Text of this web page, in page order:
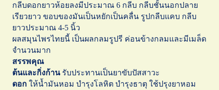
กลีบดอกยาวห้อยลงมีประมาณ 6 กลีบ กลีบชั้นนอกปลาย
เรียวยาว ขอบของมันเป็นหยักเป็นคลื่น รูปกลีบแคบ กลีบ
ยาวประมาณ 4-5 นิ้ว
ผลสมุนไพรไทยนี้ เป็นผลกลมรูปรี ค่อนข้างกลมและมีเมล็ด
จำนวนมาก
สรรพคุณ
ต้นและกิ่งก้านรับประทานเป็นยาขับปัสสาวะ
ดอก ให้น้ำมันหอม บำรุงโลหิต บำรุงธาตุ ใช้ปรุงยาหอม